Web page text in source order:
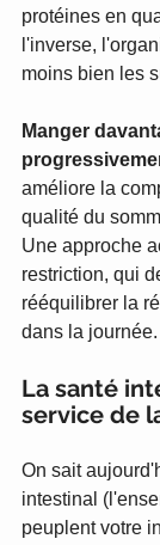
protéines en
l'inverse,
moins bien les
Manger
améliore la
qualité du
Une approche
restriction, qui
rééquilibrer la
dans la journée.
La santé
service de
On sait
intestinal
peuplent votre